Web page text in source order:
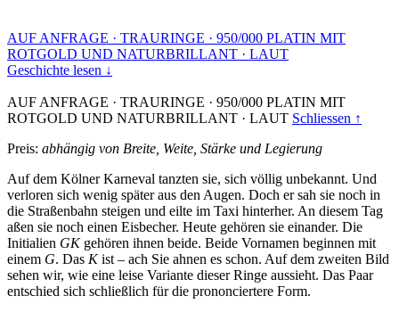
AUF ANFRAGE · TRAURINGE · 950/000 PLATIN MIT
ROTGOLD UND NATURBRILLANT · LAUT
Geschichte lesen ↓
AUF ANFRAGE · TRAURINGE · 950/000 PLATIN MIT
ROTGOLD UND NATURBRILLANT · LAUT Schliessen ↑
Preis: abhängig von Breite, Weite, Stärke und Legierung
Auf dem Kölner Karneval tanzten sie, sich völlig unbekannt. Und
verloren sich wenig später aus den Augen. Doch er sah sie noch in
die Straßenbahn steigen und eilte im Taxi hinterher. An diesem Tag
aßen sie noch einen Eisbecher. Heute gehören sie einander. Die
Initialien GKgehören ihnen beide. Beide Vornamen beginnen mit
einem G. Das Kist – ach Sie ahnen es schon. Auf dem zweiten Bild
sehen wir, wie eine leise Variante dieser Ringe aussieht. Das Paar
entschied sich schließlich für die prononciertere Form.